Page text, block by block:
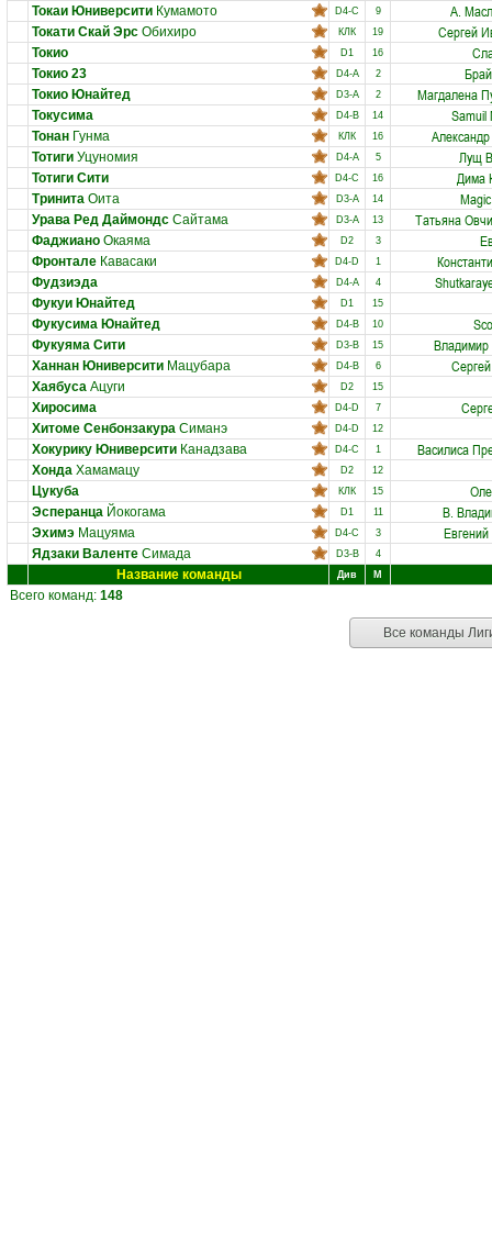
Токаи Юниверсити Кумамото D4-C 9 А.
Токати Скай Эрс Обихиро КЛК 19 Сергей
Токио D1 16
Токио 23 D4-A 2
Токио Юнайтед D3-A 2 Магдалена
Токусима D4-B 14 Samuil
Тонан Гунма КЛК 16
Тотиги Уцуномия D4-A 5 Лущ
Тотиги Сити D4-C 16 Дима
Тринита Оита D3-A 14
Урава Ред Даймондс Сайтама D3-A 13 Татьяна
Фаджиано Окаяма D2 3
Фронтале Кавасаки D4-D 1
Фудзиэда D4-A 4
Фукуи Юнайтед D1 15
Фукусима Юнайтед D4-B 10
Фукуяма Сити D3-B 15 Владимир
Ханнан Юниверсити Мацубара D4-B 6
Хаябуса Ацуги D2 15
Хиросима D4-D 7
Хитоме Сенбонзакура Симанэ D4-D 12
Хокурику Юниверсити Канадзава D4-C 1 Василиса
Хонда Хамамацу D2 12
Цукуба КЛК 15
Эсперанца Йокогама D1 11 В.
Эхимэ Мацуяма D4-C 3
Ядзаки Валенте Симада D3-B 4
Название команды Див М
Всего команд: 148
Все команды